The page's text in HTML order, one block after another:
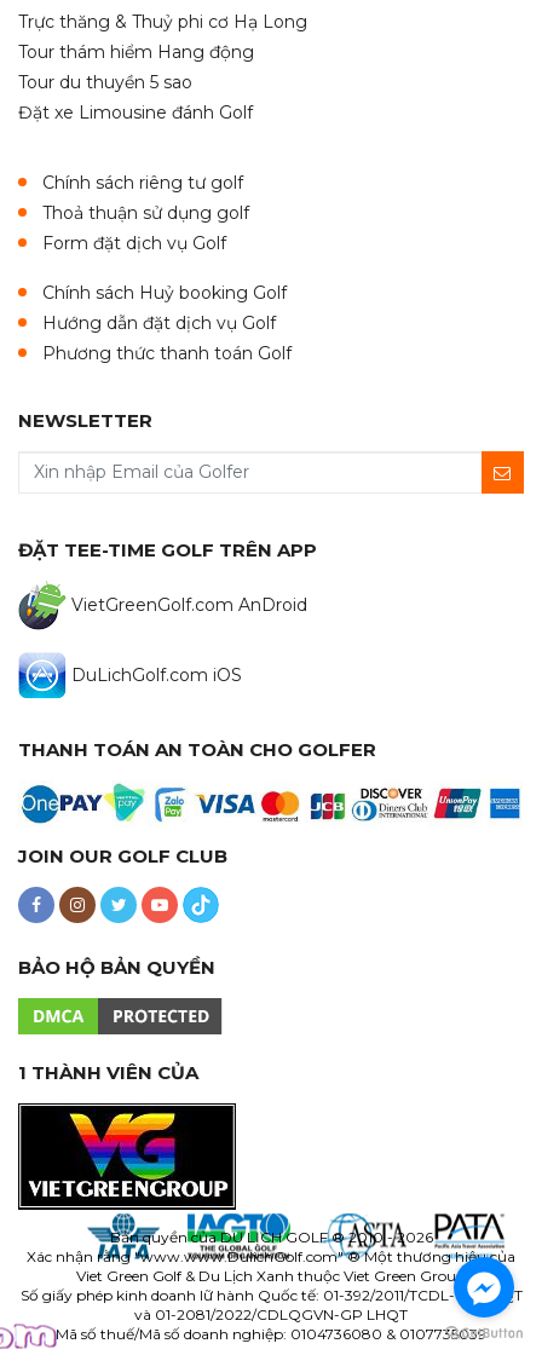
Trực thăng & Thuỷ phi cơ Hạ Long
Tour thám hiểm Hang động
Tour du thuyền 5 sao
Đặt xe Limousine đánh Golf
Chính sách riêng tư golf
Thoả thuận sử dụng golf
Form đặt dịch vụ Golf
Chính sách Huỷ booking Golf
Hướng dẫn đặt dịch vụ Golf
Phương thức thanh toán Golf
NEWSLETTER
ĐẶT TEE-TIME GOLF TRÊN APP
VietGreenGolf.com AnDroid
DuLichGolf.com iOS
THANH TOÁN AN TOÀN CHO GOLFER
JOIN OUR GOLF CLUB
BẢO HỘ BẢN QUYỀN
1 THÀNH VIÊN CỦA
Bản quyền củaDU LỊCH GOLF® 2010 - 2026
Xác nhận rằng "www. www.DulichGolf.com" ® Một thương hiệu của
Viet Green Golf & Du Lịch Xanh thuộc Viet Green Group
Số giấy phép kinh doanh lữ hành Quốc tế: 01-392/2011/TCDL-GP LHQT
và 01-2081/2022/CDLQGVN-GP LHQT
Mã số thuế/Mã số doanh nghiệp: 0104736080 & 0107735039